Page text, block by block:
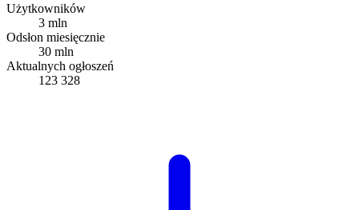
Użytkowników
3 mln
Odsłon miesięcznie
30 mln
Aktualnych ogłoszeń
123 328